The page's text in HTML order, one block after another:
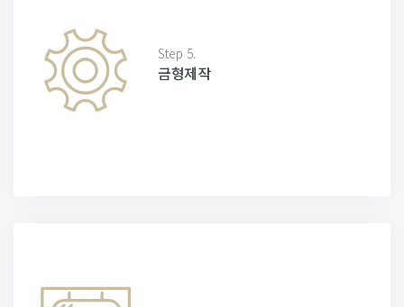
Step 5.
금형제작